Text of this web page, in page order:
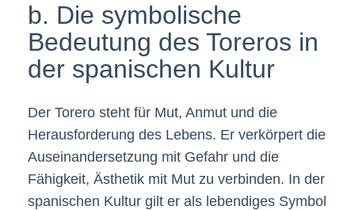
b. Die symbolische
Bedeutung des Toreros in
der spanischen Kultur
Der Torero steht für Mut, Anmut und die
Herausforderung des Lebens. Er verkörpert die
Auseinandersetzung mit Gefahr und die
Fähigkeit, Ästhetik mit Mut zu verbinden. In der
spanischen Kultur gilt er als lebendiges Symbol